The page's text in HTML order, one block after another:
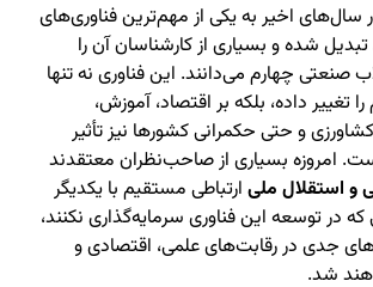
اخیر به یکی از مهم‌ترین فناوری‌های
شده و بسیاری از کارشناسان آن را
صنعتی چهارم می‌دانند. این فناوری نه تنها
تغییر داده، بلکه بر اقتصاد، آموزش،
و حتی حکمرانی کشورها نیز تأثیر
امروزه بسیاری از صاحب‌نظران معتقدند
استقلال ملی ارتباطی مستقیم با یکدیگر
در توسعه این فناوری سرمایه‌گذاری نکنند،
جدی در رقابت‌های علمی، اقتصادی و
شد.